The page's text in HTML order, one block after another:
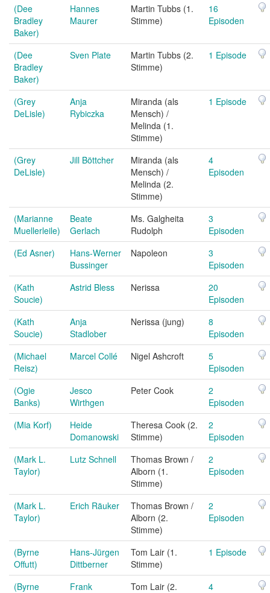
(Dee
Bradley
Baker)
Hannes
Maurer
Martin Tubbs (1.
Stimme)
16
Episoden
(Dee
Bradley
Baker)
Sven Plate
Martin Tubbs (2.
Stimme)
1 Episode
(Grey
DeLisle)
Anja
Rybiczka
Miranda (als
Mensch) /
Melinda (1.
Stimme)
1 Episode
(Grey
DeLisle)
Jill Böttcher
Miranda (als
Mensch) /
Melinda (2.
Stimme)
4
Episoden
(Marianne
Muellerleile)
Beate
Gerlach
Ms. Galgheita
Rudolph
3
Episoden
(Ed Asner)
Hans-Werner
Bussinger
Napoleon
3
Episoden
(Kath
Soucie)
Astrid Bless Nerissa
20
Episoden
(Kath
Soucie)
Anja
Stadlober
Nerissa (jung)
8
Episoden
(Michael
Reisz)
Marcel Collé Nigel Ashcroft
5
Episoden
(Ogie
Banks)
Jesco
Wirthgen
Peter Cook
2
Episoden
(Mia Korf)
Heide
Domanowski
Theresa Cook (2.
Stimme)
2
Episoden
(Mark L.
Taylor)
Lutz Schnell
Thomas Brown /
Alborn (1.
Stimme)
2
Episoden
(Mark L.
Taylor)
Erich Räuker
Thomas Brown /
Alborn (2.
Stimme)
2
Episoden
(Byrne
Offutt)
Hans-Jürgen
Dittberner
Tom Lair (1.
Stimme)
1 Episode
(Byrne
Frank
Tom Lair (2.
4